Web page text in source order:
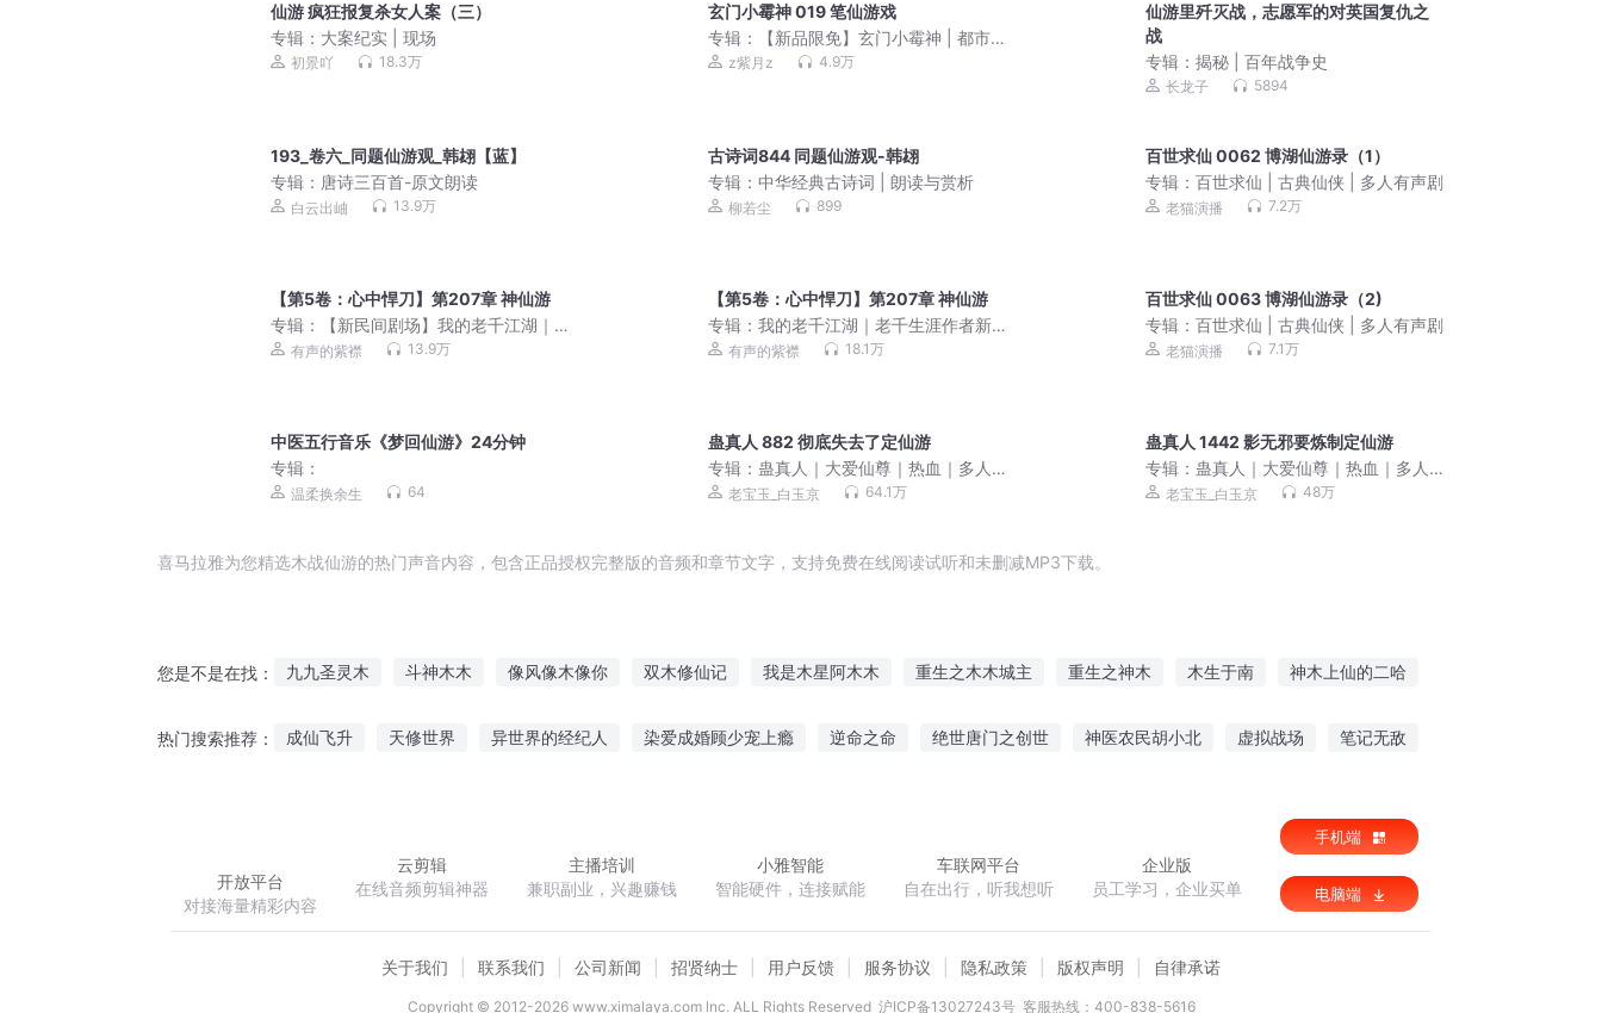
仙游 疯狂报复杀女人案（三）
专辑： 大案纪实 | 现场
初景吖 18.3万
玄门小霉神 019 笔仙游戏
专辑：
【新品限免】玄门小霉神 | 都市
小神棍
z紫月z 4.9万
仙游里歼灭战，志愿军的对英国复仇之
战
专辑：揭秘 | 百年战争史
长龙子 5894
193_卷六_同题仙游观_韩翃【蓝】
专辑： 唐诗三百首-原文朗读
白云出岫 13.9万
古诗词844 同题仙游观-韩翃
专辑：中华经典古诗词 | 朗读与赏析
柳若尘 899
百世求仙 0062 博湖仙游录（1）
专辑：百世求仙 | 古典仙侠 | 多人有声剧
老猫演播 7.2万
【第5卷：心中悍刀】第207章 神仙游
专辑：
【新民间剧场】我的老千江湖｜
有声的紫襟｜免费版 | 魔幻千手
有声的紫襟 13.9万
【第5卷：心中悍刀】第207章 神仙游
专辑：我的老千江湖｜老千生涯作者新
作 | 有声的紫襟｜付费快更版
有声的紫襟 18.1万
百世求仙 0063 博湖仙游录（2)
专辑：百世求仙 | 古典仙侠 | 多人有声剧
老猫演播 7.1万
中医五行音乐《梦回仙游》24分钟
专辑：
温柔换余生 64
蛊真人 882 彻底失去了定仙游
专辑： 蛊真人｜大爱仙尊｜热血｜多人
VIP免费有声剧
老宝玉_白玉京 64.1万
蛊真人 1442 影无邪要炼制定仙游
专辑： 蛊真人｜大爱仙尊｜热血｜多人
VIP免费有声剧
老宝玉_白玉京 48万
喜马拉雅为您精选木战仙游的热门声音内容，包含正品授权完整版的音频和章节文字，支持免费在线阅读试听和未删减MP3下载。
您是不是在找： 九九圣灵木 斗神木木 像风像木像你 双木修仙记 我是木星阿木木 重生之木木城主 重生之神木 木生于南 神木上仙的二哈
热门搜索推荐： 成仙飞升 天修世界 异世界的经纪人 染爱成婚顾少宠上瘾 逆命之命 绝世唐门之创世 神医农民胡小北 虚拟战场 笔记无敌
开放平台
对接海量精彩内容
云剪辑
在线音频剪辑神器
主播培训
兼职副业，兴趣赚钱
小雅智能
智能硬件，连接赋能
车联网平台
自在出行，听我想听
企业版
员工学习，企业买单
手机端
电脑端
关于我们 联系我们 公司新闻 招贤纳士 用户反馈 服务协议 隐私政策 版权声明 自律承诺
Copyright © 2012-2026www.ximalaya.com lnc. ALL Rights Reserved 沪ICP备13027243号 客服热线：400-838-5616